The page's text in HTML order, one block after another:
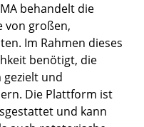
behandelt die
von großen,
Im Rahmen dieses
benötigt, die
und
Die Plattform ist
und kann